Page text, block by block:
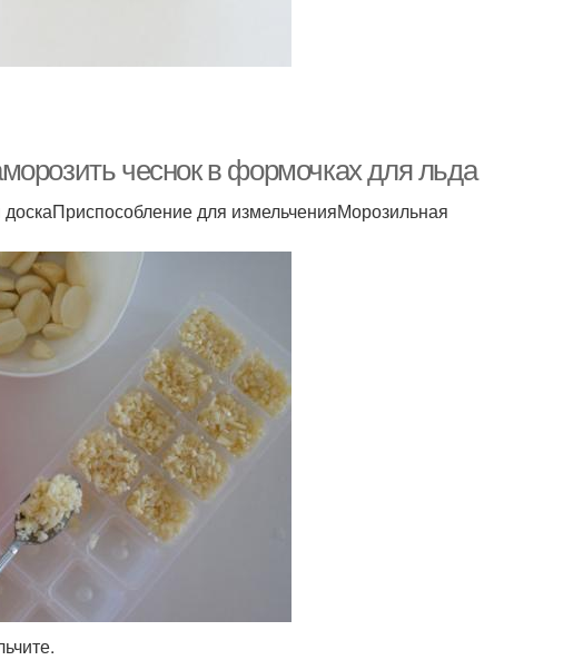
чеснок в формочках для льда
для измельченияМорозильная